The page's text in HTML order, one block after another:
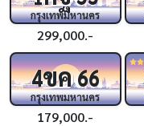
กรุงเทพมหานคร
299,000.-
4ขค66
กรุงเทพมหานคร
179,000.-